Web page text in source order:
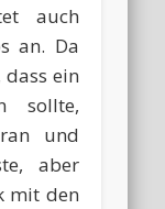
auch
an. Da
ein
sollte,
und
aber
mit den